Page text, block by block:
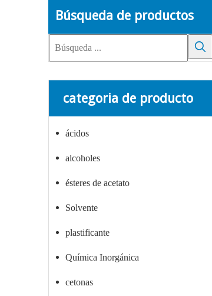
Búsqueda de productos
categoria de producto
ácidos
alcoholes
ésteres de acetato
Solvente
plastificante
Química Inorgánica
cetonas